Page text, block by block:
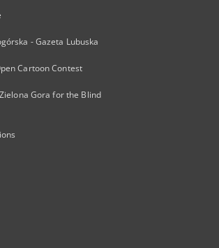
- Gazeta Lubuska
Cartoon Contest
Gora for the Blind